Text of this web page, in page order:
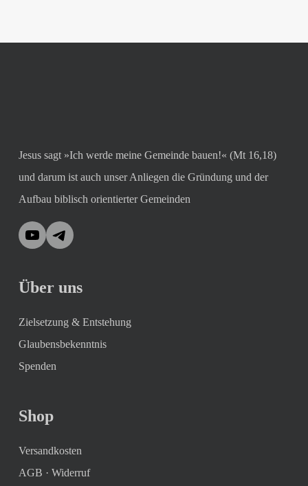
Jesus sagt »Ich werde meine Gemeinde bauen!« (Mt 16,18)
und darum ist auch unser Anliegen die Gründung und der
Aufbau biblisch orientierter Gemeinden
YouTubeTelegram
Über uns
Zielsetzung & Entstehung
Glaubensbekenntnis
Spenden
Shop
Versandkosten
AGB · Widerruf